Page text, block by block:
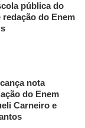
pública do
do Enem
nota
do Enem
Carneiro e